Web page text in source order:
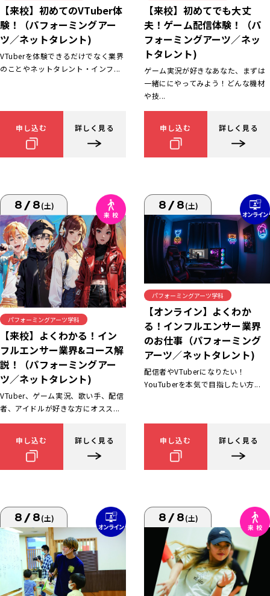
【来校】初めてのVTuber体
験！（パフォーミングアー
ツ／ネットタレント)
VTuberを体験できるだけでなく業界
のことやネットタレント・インフ...
申し込む 詳しく見る
【来校】初めてでも大丈
夫！ゲーム配信体験！（パ
フォーミングアーツ／ネッ
トタレント)
ゲーム実況が好きなあなた、まずは
一緒ににやってみよう！どんな機材
や技...
申し込む 詳しく見る
8/8(土)
パフォーミングアーツ学科
【来校】よくわかる！イン
フルエンサー業界&コース解
説！（パフォーミングアー
ツ／ネットタレント)
VTuber、ゲーム実況、歌い手、配信
者、アイドルが好きな方にオスス...
申し込む 詳しく見る
8/8(土)
パフォーミングアーツ学科
【オンライン】よくわか
る！インフルエンサー業界
のお仕事（パフォーミング
アーツ／ネットタレント)
配信者やVTuberになりたい！
YouTuberを本気で目指したい方...
申し込む 詳しく見る
8/8(土) 8/8(土)